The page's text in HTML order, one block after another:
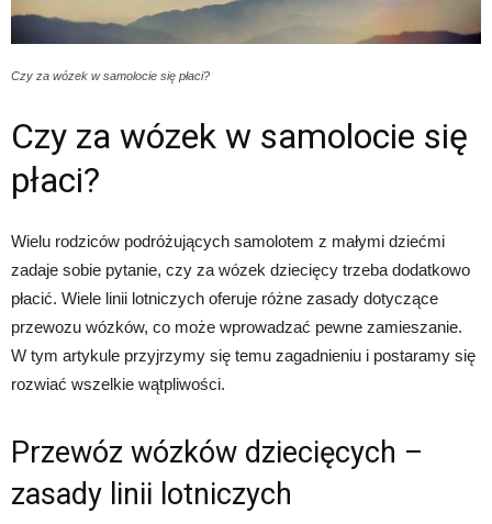
Czy za wózek w samolocie się płaci?
Czy za wózek w samolocie się
płaci?
Wielu rodziców podróżujących samolotem z małymi dziećmi
zadaje sobie pytanie, czy za wózek dziecięcy trzeba dodatkowo
płacić. Wiele linii lotniczych oferuje różne zasady dotyczące
przewozu wózków, co może wprowadzać pewne zamieszanie.
W tym artykule przyjrzymy się temu zagadnieniu i postaramy się
rozwiać wszelkie wątpliwości.
Przewóz wózków dziecięcych –
zasady linii lotniczych